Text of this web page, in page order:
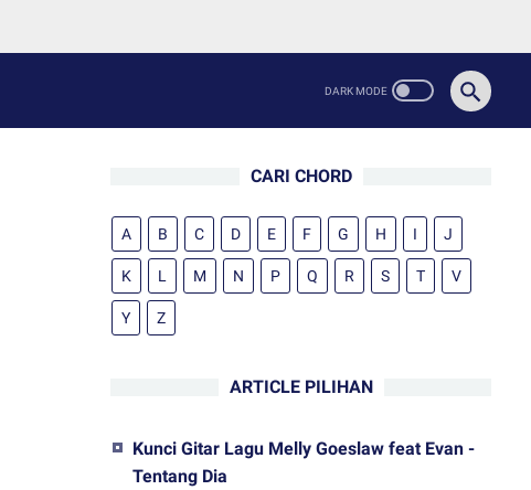
CARI CHORD
A B C D E F G H I J
K L M N P Q R S T V
Y Z
ARTICLE PILIHAN
Kunci Gitar Lagu Melly Goeslaw feat Evan -
Tentang Dia